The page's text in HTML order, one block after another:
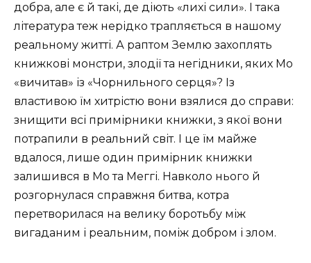
добра, але є й такі, де діють «лихі сили». І така
література теж нерідко трапляється в нашому
реальному житті. А раптом Землю захоплять
книжкові монстри, злодії та негідники, яких Мо
«вичитав» із «Чорнильного серця»? Із
властивою їм хитрістю вони взялися до справи:
знищити всі примірники книжки, з якої вони
потрапили в реальний світ. І це їм майже
вдалося, лише один примірник книжки
залишився в Мо та Меггі. Навколо нього й
розгорнулася справжня битва, котра
перетворилася на велику боротьбу між
вигаданим і реальним, поміж добром і злом.